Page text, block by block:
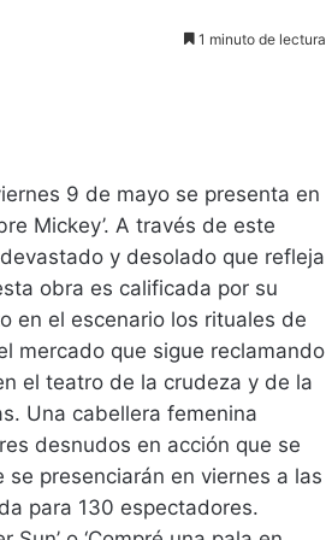
1 minuto de lectura
9 de mayo se presenta en
Mickey’. A través de este
y desolado que refleja
obra es calificada por su
en el escenario los rituales de
mercado que sigue reclamando
el teatro de la crudeza y de la
Una cabellera femenina
desnudos en acción que se
presenciarán en viernes a las
para 130 espectadores.